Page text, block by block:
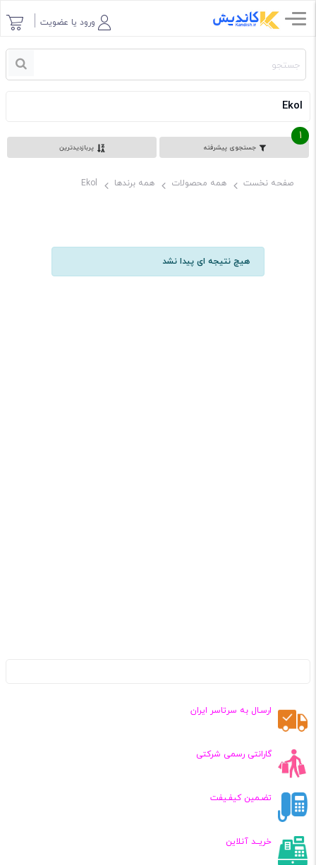
ورود یا عضویت
Ekol
جستجوی پیشرفته
1
پربازدیدترین
صفحه نخست همه محصولات همه برندها Ekol
هیچ نتیجه ای پیدا نشد
ارسـال به سرتاسر ایران
گارانتی رسمی شرکتی
تضـمین کیفـیفت
خریــد آنلاین